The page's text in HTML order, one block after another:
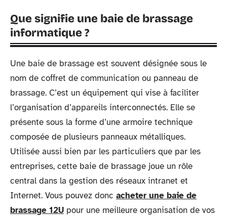
Que signifie une baie de brassage
informatique ?
Une baie de brassage est souvent désignée sous le
nom de coffret de communication ou panneau de
brassage. C’est un équipement qui vise à faciliter
l’organisation d’appareils interconnectés. Elle se
présente sous la forme d’une armoire technique
composée de plusieurs panneaux métalliques.
Utilisée aussi bien par les particuliers que par les
entreprises, cette baie de brassage joue un rôle
central dans la gestion des réseaux intranet et
Internet. Vous pouvez donc acheter une baie de
brassage 12U pour une meilleure organisation de vos